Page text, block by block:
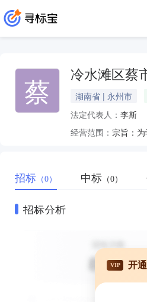
蔡 冷水滩区蔡
湖南省 | 永州市
法定代表人： 李斯
经营范围： 宗旨：
招标 （0） 中标 （0）
招标分析
VIP 开